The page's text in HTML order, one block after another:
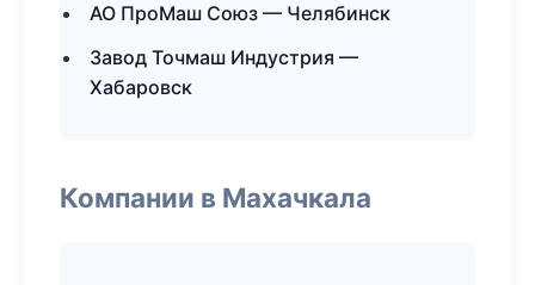
АО ПроМаш Союз — Челябинск
Завод Точмаш Индустрия —
Хабаровск
Компании в Махачкала